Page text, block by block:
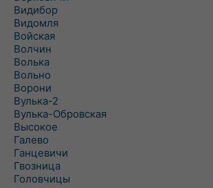
Видибор
Видомля
Войская
Волчин
Волька
Вольно
Ворони
Вулька-2
Вулька-Обровская
Высокое
Галево
Ганцевичи
Гвозница
Головчицы